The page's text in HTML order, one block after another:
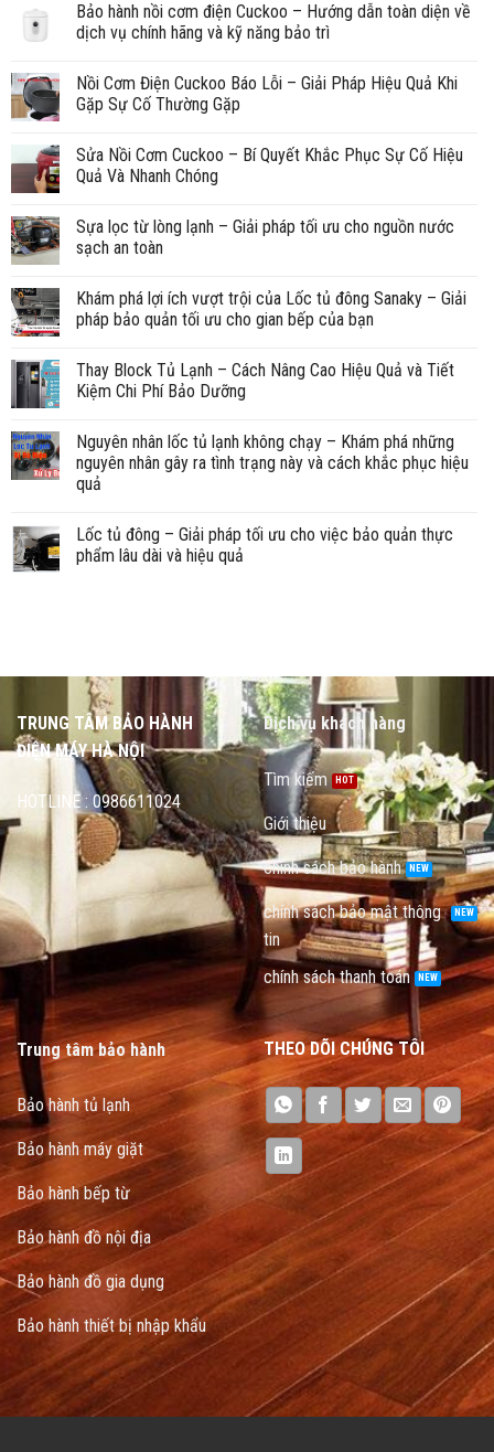
Bảo hành nồi cơm điện Cuckoo – Hướng dẫn toàn diện về
dịch vụ chính hãng và kỹ năng bảo trì
Nồi Cơm Điện Cuckoo Báo Lỗi – Giải Pháp Hiệu Quả Khi
Gặp Sự Cố Thường Gặp
Sửa Nồi Cơm Cuckoo – Bí Quyết Khắc Phục Sự Cố Hiệu
Quả Và Nhanh Chóng
Sựa lọc từ lòng lạnh – Giải pháp tối ưu cho nguồn nước
sạch an toàn
Khám phá lợi ích vượt trội của Lốc tủ đông Sanaky – Giải
pháp bảo quản tối ưu cho gian bếp của bạn
Thay Block Tủ Lạnh – Cách Nâng Cao Hiệu Quả và Tiết
Kiệm Chi Phí Bảo Dưỡng
Nguyên nhân lốc tủ lạnh không chạy – Khám phá những
nguyên nhân gây ra tình trạng này và cách khắc phục hiệu
quả
Lốc tủ đông – Giải pháp tối ưu cho việc bảo quản thực
phẩm lâu dài và hiệu quả
TRUNG TÂM BẢO HÀNH
ĐIỆN MÁY HÀ NỘI
HOTLINE : 0986611024
Dịch vụ khách hàng
Tìm kiếm
Giới thiệu
chính sách bảo hành
chính sách bảo mật thông
tin
chính sách thanh toán
Trung tâm bảo hành
Bảo hành tủ lạnh
Bảo hành máy giặt
Bảo hành bếp từ
Bảo hành đồ nội địa
Bảo hành đồ gia dụng
Bảo hành thiết bị nhập khẩu
THEO DÕI CHÚNG TÔI